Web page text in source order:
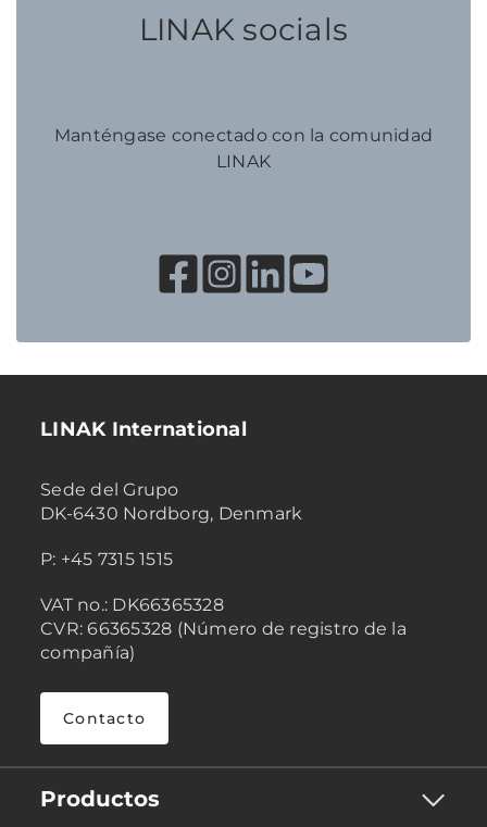
LINAK socials
Manténgase conectado con la comunidad
LINAK
LINAK International
Sede del Grupo
DK-6430 Nordborg, Denmark
P: +45 7315 1515
VAT no.: DK66365328
CVR: 66365328 (Número de registro de la
compañía)
Contacto
Productos